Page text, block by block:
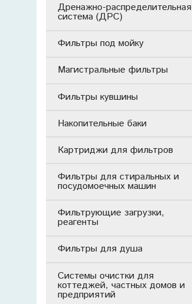
Дренажно-распределительная
система (ДРС)
Фильтры под мойку
Магистральные фильтры
Фильтры кувшины
Накопительные баки
Картриджи для фильтров
Фильтры для стиральных и
посудомоечных машин
Фильтрующие загрузки,
реагенты
Фильтры для душа
Системы очистки для
коттеджей, частных домов и
предприятий